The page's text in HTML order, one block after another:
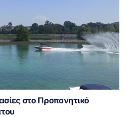
στο Προπονητικό